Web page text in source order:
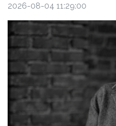
2026-08-04 11:29:00